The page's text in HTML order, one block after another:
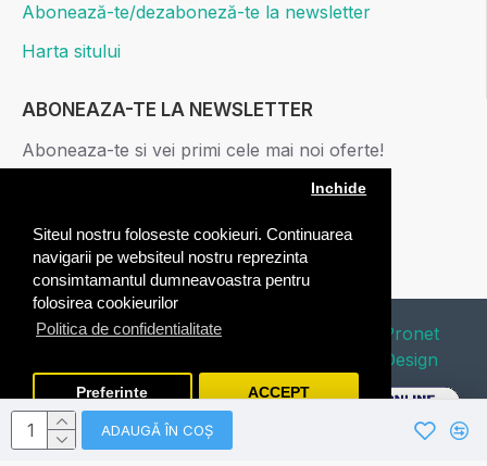
Siteul nostru foloseste cookieuri. Continuarea
navigarii pe websiteul nostru reprezinta
consimtamantul dumneavoastra pentru
folosirea cookieurilor
Politica de confidentialitate
Inchide
Preferinte ACCEPT
ADAUGĂ ÎN COŞ
Abonează-te/dezaboneză-te la newsletter
Harta sitului
ABONEAZA-TE LA NEWSLETTER
Aboneaza-te si vei primi cele mai noi oferte!
ABONARE
Am citit şi sunt de acord cu Politica de confidentialitate
Copyright © 2020 Edafico. All Rights
Pronet
Design